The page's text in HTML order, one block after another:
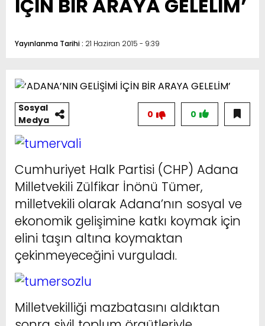
İÇİN BİR ARAYA GELELİM’
Yayınlanma Tarihi : 21 Haziran 2015 - 9:39
Sosyal
Medya
0
0
Cumhuriyet Halk Partisi (CHP) Adana
Milletvekili Zülfikar İnönü Tümer,
milletvekili olarak Adana’nın sosyal ve
ekonomik gelişimine katkı koymak için
elini taşın altına koymaktan
çekinmeyeceğini vurguladı.
Milletvekilliği mazbatasını aldıktan